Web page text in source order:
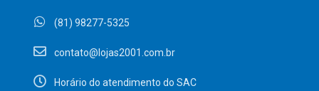
(81) 98277-5325
contato@lojas2001.com.br
Horário do atendimento do SAC